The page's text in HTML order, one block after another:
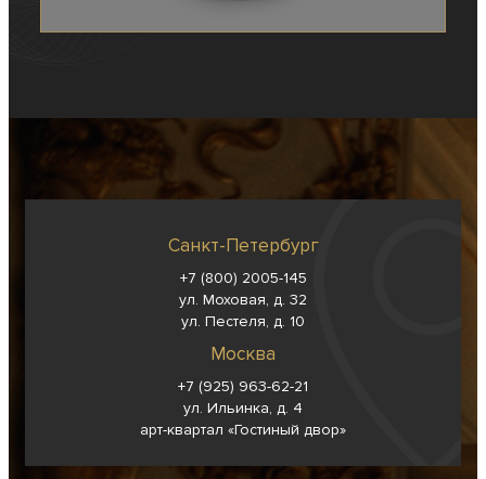
Санкт-Петербург
+7 (800) 2005-145
ул. Моховая, д. 32
ул. Пестеля, д. 10
Москва
+7 (925) 963-62-21
ул. Ильинка, д. 4
арт-квартал «Гостиный двор»